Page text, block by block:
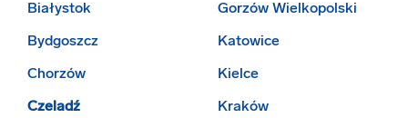
Białystok
Bydgoszcz
Chorzów
Czeladź
Gorzów Wielkopolski
Katowice
Kielce
Kraków